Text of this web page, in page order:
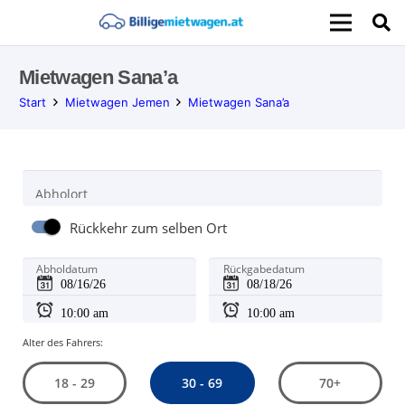
Mietwagen Sana’a
Start Mietwagen Jemen Mietwagen Sana’a
Abholort
Rückkehr zum selben Ort
Abholdatum Rückgabedatum
Alter des Fahrers:
18 - 29 30 - 69 70+